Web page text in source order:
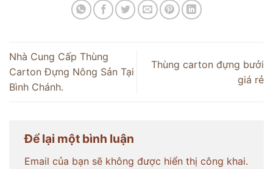
Nhà Cung Cấp Thùng
Carton Đựng Nông Sản Tại
Bình Chánh.
Thùng carton đựng bưởi
giá rẻ
Để lại một bình luận
Email của bạn sẽ không được hiển thị công khai.